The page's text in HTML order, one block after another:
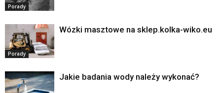
Porady
Porady
Wózki masztowe na sklep.kolka-wiko.eu
Jakie badania wody należy wykonać?